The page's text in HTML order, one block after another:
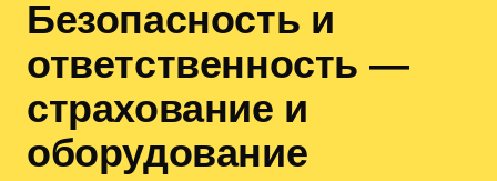
Безопасность и
ответственность —
страхование и
оборудование